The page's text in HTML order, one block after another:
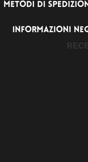
METODI DI
INFORMAZIONI